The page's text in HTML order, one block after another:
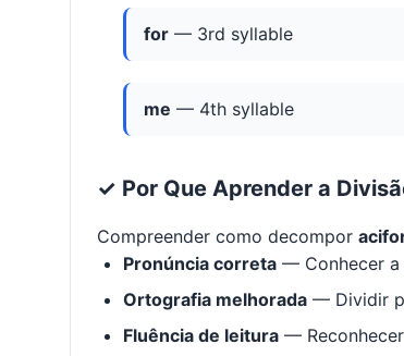
for — 3rd syllable
me — 4th syllable
✓ Por Que Aprender a
Compreender como decompor
Pronúncia correta — Conhecer a
Ortografia melhorada — Dividir
Fluência de leitura —